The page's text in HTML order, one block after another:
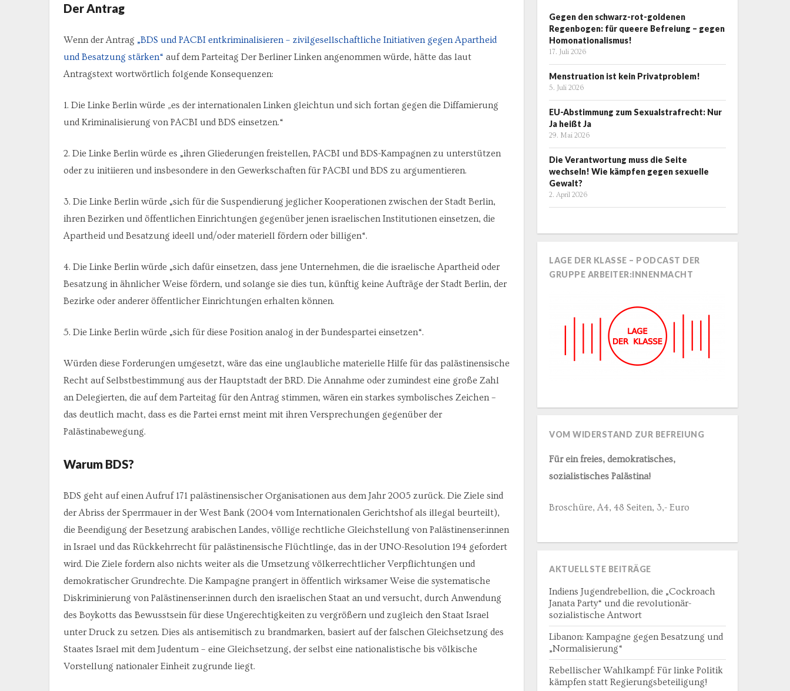
Der Antrag
Wenn der Antrag„BDS und PACBI entkriminalisieren – zivilgesellschaftliche Initiativen gegen Apartheid
und Besatzung stärken“ auf dem Parteitag Der Berliner Linken angenommen würde, hätte das laut
Antragstext wortwörtlich folgende Konsequenzen:
1. Die Linke Berlin würde„es der internationalen Linken gleichtun und sich fortan gegen die Diffamierung
und Kriminalisierung von PACBI und BDS einsetzen.“
2. Die Linke Berlin würde es „ihren Gliederungen freistellen, PACBI und BDS-Kampagnen zu unterstützen
oder zu initiieren und insbesondere in den Gewerkschaften für PACBI und BDS zu argumentieren.
3. Die Linke Berlin würde „sich für die Suspendierung jeglicher Kooperationen zwischen der Stadt Berlin,
ihren Bezirken und öffentlichen Einrichtungen gegenüber jenen israelischen Institutionen einsetzen, die
Apartheid und Besatzung ideell und/oder materiell fördern oder billigen“.
4. Die Linke Berlin würde „sich dafür einsetzen, dass jene Unternehmen, die die israelische Apartheid oder
Besatzung in ähnlicher Weise fördern, und solange sie dies tun, künftig keine Aufträge der Stadt Berlin, der
Bezirke oder anderer öffentlicher Einrichtungen erhalten können.
5. Die Linke Berlin würde „sich für diese Position analog in der Bundespartei einsetzen“.
Würden diese Forderungen umgesetzt, wäre das eine unglaubliche materielle Hilfe für das palästinensische
Recht auf Selbstbestimmung aus der Hauptstadt der BRD. Die Annahme oder zumindest eine große Zahl
an Delegierten, die auf dem Parteitag für den Antrag stimmen, wären ein starkes symbolisches Zeichen –
das deutlich macht, dass es die Partei ernst meint mit ihren Versprechungen gegenüber der
Palästinabewegung.
Warum BDS?
BDS geht auf einen Aufruf 171 palästinensischer Organisationen aus dem Jahr 2005 zurück. Die Ziele sind
der Abriss der Sperrmauer in der West Bank (2004 vom Internationalen Gerichtshof als illegal beurteilt),
die Beendigung der Besetzung arabischen Landes, völlige rechtliche Gleichstellung von Palästinenser:innen
in Israel und das Rückkehrrecht für palästinensische Flüchtlinge, das in der UNO-Resolution 194 gefordert
wird. Die Ziele fordern also nichts weiter als die Umsetzung völkerrechtlicher Verpflichtungen und
demokratischer Grundrechte. Die Kampagne prangert in öffentlich wirksamer Weise die systematische
Diskriminierung von Palästinenser:innen durch den israelischen Staat an und versucht, durch Anwendung
des Boykotts das Bewusstsein für diese Ungerechtigkeiten zu vergrößern und zugleich den Staat Israel
unter Druck zu setzen. Dies als antisemitisch zu brandmarken, basiert auf der falschen Gleichsetzung des
Staates Israel mit dem Judentum – eine Gleichsetzung, der selbst eine nationalistische bis völkische
Vorstellung nationaler Einheit zugrunde liegt.
Gegen den schwarz-rot-goldenen
Regenbogen: für queere Befreiung – gegen
Homonationalismus!
17. Juli 2026
Menstruation ist kein Privatproblem!
5. Juli 2026
EU-Abstimmung zum Sexualstrafrecht: Nur
Ja heißt Ja
29. Mai 2026
Die Verantwortung muss die Seite
wechseln! Wie kämpfen gegen sexuelle
Gewalt?
2. April 2026
LAGE DER KLASSE – PODCAST DER
GRUPPE ARBEITER:INNENMACHT
VOM WIDERSTAND ZUR BEFREIUNG
Für ein freies, demokratisches,
sozialistisches Palästina!
Broschüre, A4, 48 Seiten, 3,- Euro
AKTUELLSTE BEITRÄGE
Indiens Jugendrebellion, die „Cockroach
Janata Party“ und die revolutionär-
sozialistische Antwort
Libanon: Kampagne gegen Besatzung und
„Normalisierung“
Rebellischer Wahlkampf: Für linke Politik
kämpfen statt Regierungsbeteiligung!